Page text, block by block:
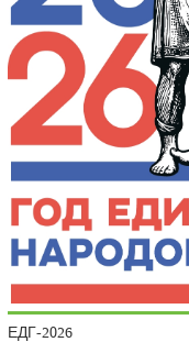
ЕДГ-2026